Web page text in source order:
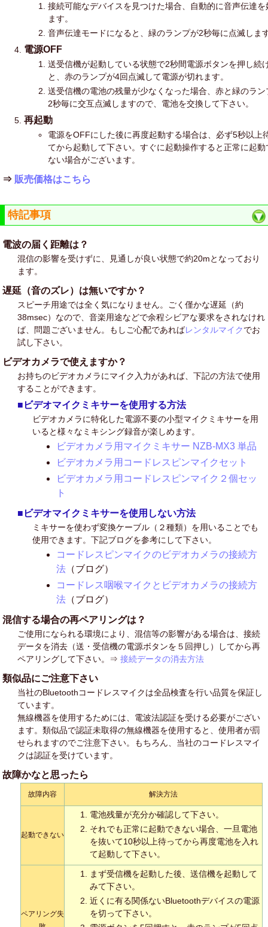
接続可能なデバイスを見つけた場合、自動的に音声伝達を
ます。
音声伝達モードになると、緑のランプが2秒毎に点滅しま
電源OFF
送受信機が起動している状態で2秒間電源ボタンを押し続
と、赤のランプが4回点滅して電源が切れます。
送受信機の電池の残量が少なくなった場合、赤と緑のラン
2秒毎に交互点滅しますので、電池を交換して下さい。
再起動
電源をOFFにした後に再度起動する場合は、必ず5秒以上
てから起動して下さい。すぐに起動操作すると正常に起動
ない場合がございます。
⇒ 販売価格はこちら
特記事項
電波の届く距離は？
混信の影響を受けずに、見通しが良い状態で約20mとなっており
ます。
遅延（音のズレ）は無いですか？
スピーチ用途では全く気になりません。ごく僅かな遅延（約
38msec）なので、音楽用途などで余程シビアな要求をされなけれ
ば、問題ございません。もしご心配であればレンタルマイクでお
試し下さい。
ビデオカメラで使えますか？
お持ちのビデオカメラにマイク入力があれば、下記の方法で使用
することができます。
■ビデオマイクミキサーを使用する方法
ビデオカメラに特化した電源不要の小型マイクミキサーを用
いると様々なミキシング録音が楽しめます。
ビデオカメラ用マイクミキサー NZB-MX3 単品
ビデオカメラ用コードレスピンマイクセット
ビデオカメラ用コードレスピンマイク２個セッ
ト
■ビデオマイクミキサーを使用しない方法
ミキサーを使わず変換ケーブル（２種類）を用いることでも
使用できます。下記ブログを参考にして下さい。
コードレスピンマイクのビデオカメラの接続方
法 （ブログ）
コードレス咽喉マイクとビデオカメラの接続方
法 （ブログ）
混信する場合の再ペアリングは？
ご使用になられる環境により、混信等の影響がある場合は、接続
データを消去（送・受信機の電源ボタンを５回押し）してから再
ペアリングして下さい。⇒接続データの消去方法
類似品にご注意下さい
当社のBluetoothコードレスマイクは全品検査を行い品質を保証し
ています。
無線機器を使用するためには、電波法認証を受ける必要がござい
ます。類似品で認証未取得の無線機器を使用すると、使用者が罰
せられますのでご注意下さい。もちろん、当社のコードレスマイ
クは認証を受けています。
故障かなと思ったら
故障内容 解決方法
起動できない
電池残量が充分か確認して下さい。
それでも正常に起動できない場合、一旦電池
を抜いて10秒以上待ってから再度電池を入れ
て起動して下さい。
ペアリング失
まず受信機を起動した後、送信機を起動して
みて下さい。
近くに有る関係ないBluetoothデバイスの電源
を切って下さい。